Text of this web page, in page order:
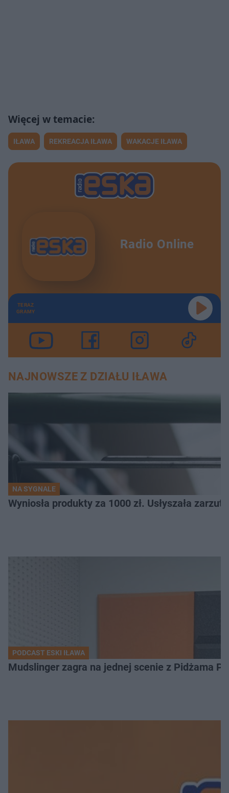
IŁAWA REKREACJA IŁAWA WAKACJE IŁAWA
Radio Online
TERAZ
GRAMY
NAJNOWSZE Z DZIAŁU IŁAWA
NA SYGNALE
Wyniosła produkty za 1000 zł. Usłyszała zarzuty
PODCAST ESKI IŁAWA
Mudslinger zagra na jednej scenie z Pidżama